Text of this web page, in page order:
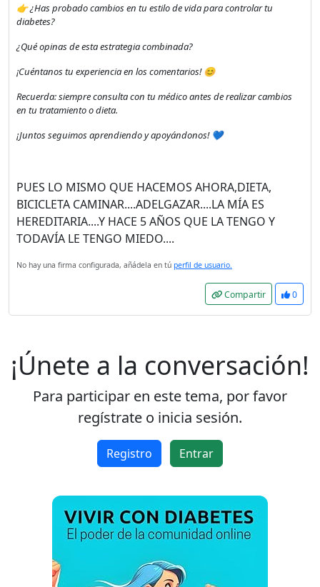
👉 ¿Has probado cambios en tu estilo de vida para controlar tu
diabetes?
¿Qué opinas de esta estrategia combinada?
¡Cuéntanos tu experiencia en los comentarios! 😊
Recuerda: siempre consulta con tu médico antes de realizar cambios
en tu tratamiento o dieta.
¡Juntos seguimos aprendiendo y apoyándonos! 💙
PUES LO MISMO QUE HACEMOS AHORA,DIETA,
BICICLETA CAMINAR....ADELGAZAR....LA MÍA ES
HEREDITARIA....Y HACE 5 AÑOS QUE LA TENGO Y
TODAVÍA LE TENGO MIEDO....
No hay una firma configurada, añádela en tú perfil de usuario.
Compartir 0
¡Únete a la conversación!
Para participar en este tema, por favor
regístrate o inicia sesión.
Registro Entrar